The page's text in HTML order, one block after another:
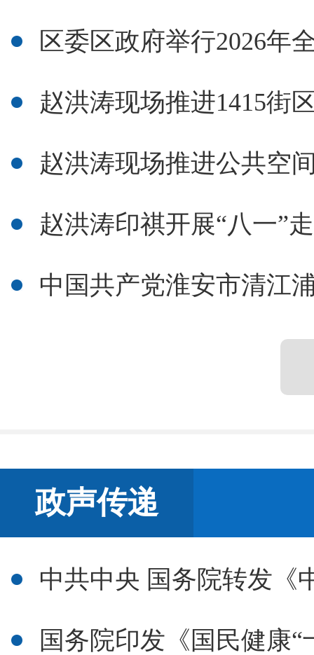
区委区政府举行2026年
赵洪涛现场推进1415街
赵洪涛现场推进公共空
赵洪涛印祺开展“八一”
中国共产党淮安市清江
政声传递
中共中央 国务院转发《
国务院印发《国民健康“